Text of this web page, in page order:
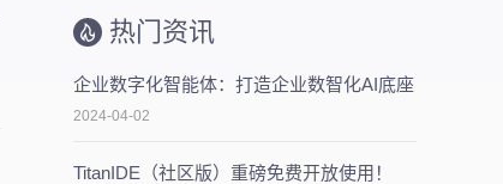
热门资讯
企业数字化智能体：打造企业数智化AI底座
2024-04-02
TitanIDE（社区版）重磅免费开放使用！